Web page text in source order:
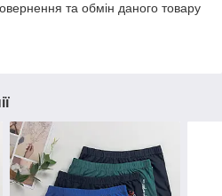
та обмін даного товару